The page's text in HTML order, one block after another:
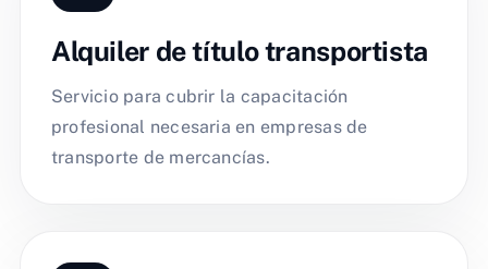
Alquiler de título transportista
Servicio para cubrir la capacitación
profesional necesaria en empresas de
transporte de mercancías.